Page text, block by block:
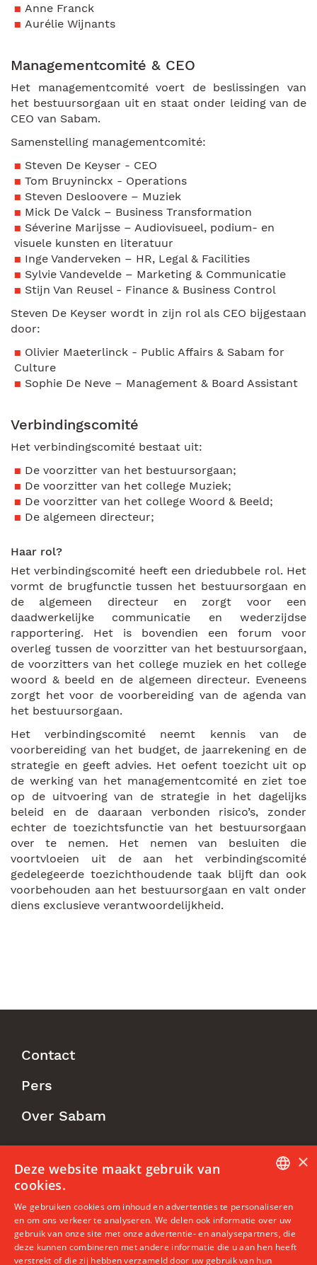
Anne Franck
Aurélie Wijnants
Managementcomité & CEO
Het managementcomité voert de beslissingen van
het bestuursorgaan uit en staat onder leiding van de
CEO van Sabam.
Samenstelling managementcomité:
Steven De Keyser - CEO
Tom Bruyninckx - Operations
Steven Desloovere – Muziek
Mick De Valck – Business Transformation
Séverine Marijsse – Audiovisueel, podium- en
visuele kunsten en literatuur
Inge Vanderveken – HR, Legal & Facilities
Sylvie Vandevelde – Marketing & Communicatie
Stijn Van Reusel - Finance & Business Control
Steven De Keyser wordt in zijn rol als CEO bijgestaan
door:
Olivier Maeterlinck - Public Affairs & Sabam for
Culture
Sophie De Neve – Management & Board Assistant
Verbindingscomité
Het verbindingscomité bestaat uit:
De voorzitter van het bestuursorgaan;
De voorzitter van het college Muziek;
De voorzitter van het college Woord & Beeld;
De algemeen directeur;
Haar rol?
Het verbindingscomité heeft een driedubbele rol. Het
vormt de brugfunctie tussen het bestuursorgaan en
de algemeen directeur en zorgt voor een
daadwerkelijke communicatie en wederzijdse
rapportering. Het is bovendien een forum voor
overleg tussen de voorzitter van het bestuursorgaan,
de voorzitters van het college muziek en het college
woord & beeld en de algemeen directeur. Eveneens
zorgt het voor de voorbereiding van de agenda van
het bestuursorgaan.
Het verbindingscomité neemt kennis van de
voorbereiding van het budget, de jaarrekening en de
strategie en geeft advies. Het oefent toezicht uit op
de werking van het managementcomité en ziet toe
op de uitvoering van de strategie in het dagelijks
beleid en de daaraan verbonden risico’s, zonder
echter de toezichtsfunctie van het bestuursorgaan
over te nemen. Het nemen van besluiten die
voortvloeien uit de aan het verbindingscomité
gedelegeerde toezichthoudende taak blijft dan ook
voorbehouden aan het bestuursorgaan en valt onder
diens exclusieve verantwoordelijkheid.
Menu
Contact
Pers
Over Sabam
Follow us
©2026 Sabam CV | Tweekerkenstraat 41-43, 1000 Brussel |
member@sabam.be | BTW: BE 0402.989.270 | RPR Brussel
ENGLISH
FRENCH
×
Deze website maakt gebruik van
cookies.
We gebruiken cookies om inhoud en advertenties te personaliseren
en om ons verkeer te analyseren. We delen ook informatie over uw
gebruik van onze site met onze advertentie- en analysepartners, die
deze kunnen combineren met andere informatie die u aan hen heeft
verstrekt of die zij hebben verzameld door uw gebruik van hun